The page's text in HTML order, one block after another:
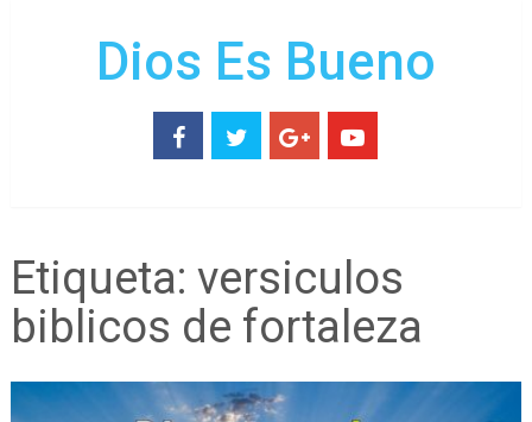
Dios Es Bueno
Etiqueta: versiculos
biblicos de fortaleza